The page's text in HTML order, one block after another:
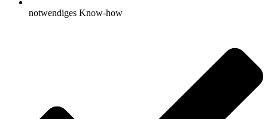
notwendiges Know-how